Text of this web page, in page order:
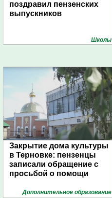
поздравил пензенских
выпускников
Школы
Закрытие дома культуры
в Терновке: пензенцы
записали обращение с
просьбой о помощи
Дополнительное образование